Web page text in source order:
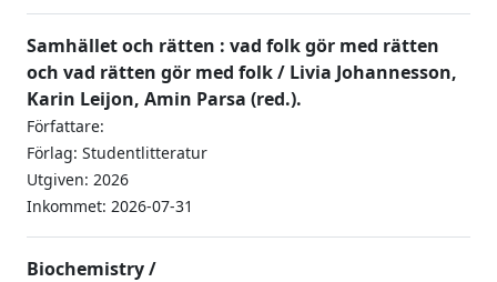
Samhället och rätten : vad folk gör med rätten
och vad rätten gör med folk / Livia Johannesson,
Karin Leijon, Amin Parsa (red.).
Författare:
Förlag: Studentlitteratur
Utgiven: 2026
Inkommet: 2026-07-31
Biochemistry /